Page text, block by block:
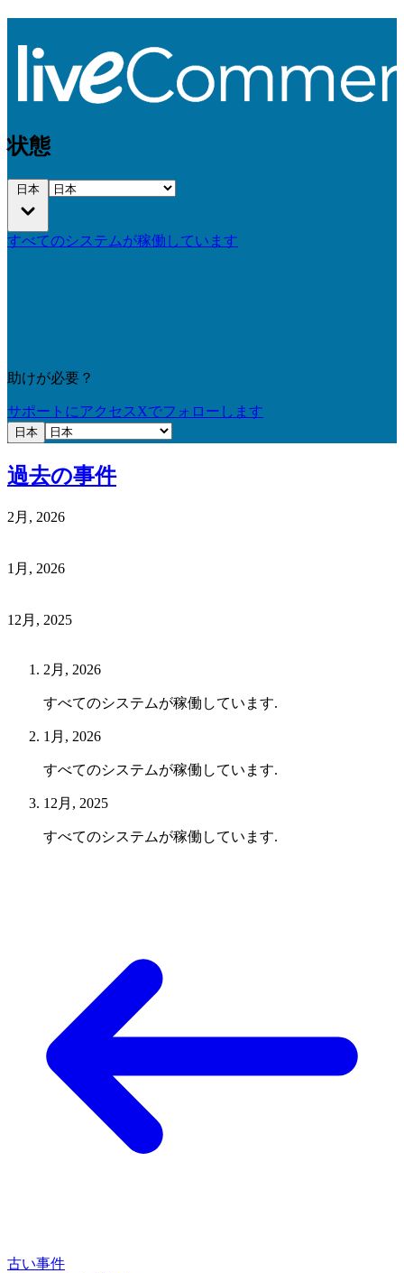
状態
日本
すべてのシステムが稼働しています
助けが必要？
サポートにアクセス Xでフォローします
日本
過去の事件
2月, 2026
1月, 2026
12月, 2025
2月, 2026
すべてのシステムが稼働しています.
1月, 2026
すべてのシステムが稼働しています.
12月, 2025
すべてのシステムが稼働しています.
古い事件